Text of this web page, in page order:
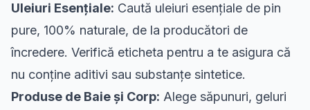
Uleiuri Esențiale: Caută uleiuri esențiale de pin
pure, 100% naturale, de la producători de
încredere. Verifică eticheta pentru a te asigura că
nu conține aditivi sau substanțe sintetice.
Produse de Baie și Corp: Alege săpunuri, geluri